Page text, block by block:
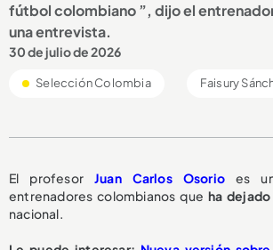
fútbol colombiano ”, dijo el
una entrevista.
30 de julio de 2026
Selección Colombia Faisury
El profesor Juan Carlos Osorio
es
entrenadores colombianos que ha
nacional.